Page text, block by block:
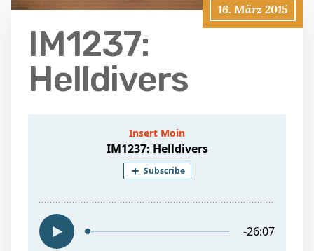
16. März 2015
IM1237:
Helldivers